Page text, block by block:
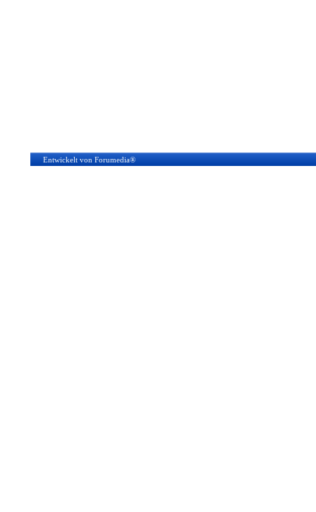
Entwickelt von Forumedia®